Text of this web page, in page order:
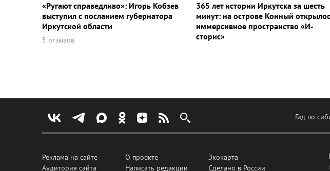
«Ругают справедливо»: Игорь Кобзев
выступил с посланием губернатора
Иркутской области
5 отзывов
365 лет истории Иркутска за шесть
минут: на острове Конный
иммерсивное пространство «И-
сторис»
Гид по
Реклама на сайте
Аудитория сайта
О проекте
Написать редакции
Экокарта
Сделано в России